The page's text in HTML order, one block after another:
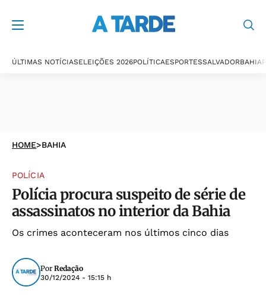
ÚLTIMAS NOTÍCIASELEIÇÕES 2026POLÍTICAESPORTESSALVADORBAHIA
HOME>BAHIA
POLÍCIA
Polícia procura suspeito de série de
assassinatos no interior da Bahia
Os crimes aconteceram nos últimos cinco dias
Por Redação
30/12/2024 - 15:15 h